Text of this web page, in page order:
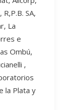
SA,
La
e
Ombú,
,
la Plata y